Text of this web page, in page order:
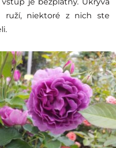
ruží, niektoré z nich ste